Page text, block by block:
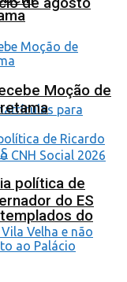
do
Moção de
política de
do ES